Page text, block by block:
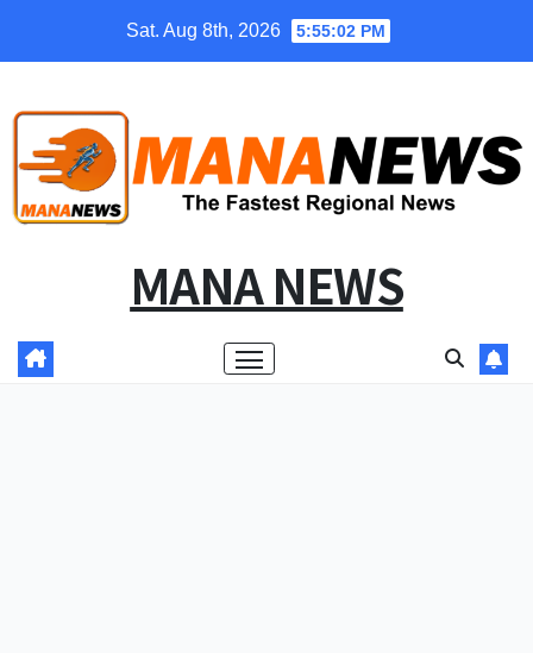
Sat. Aug 8th, 2026 5:55:03 PM
MANA NEWS